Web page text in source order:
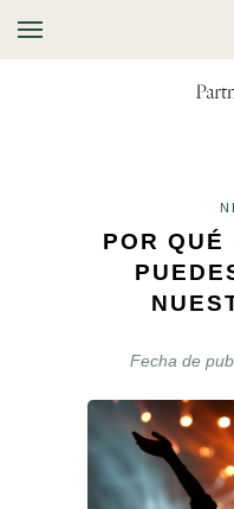
POR QUÉ
Fecha de